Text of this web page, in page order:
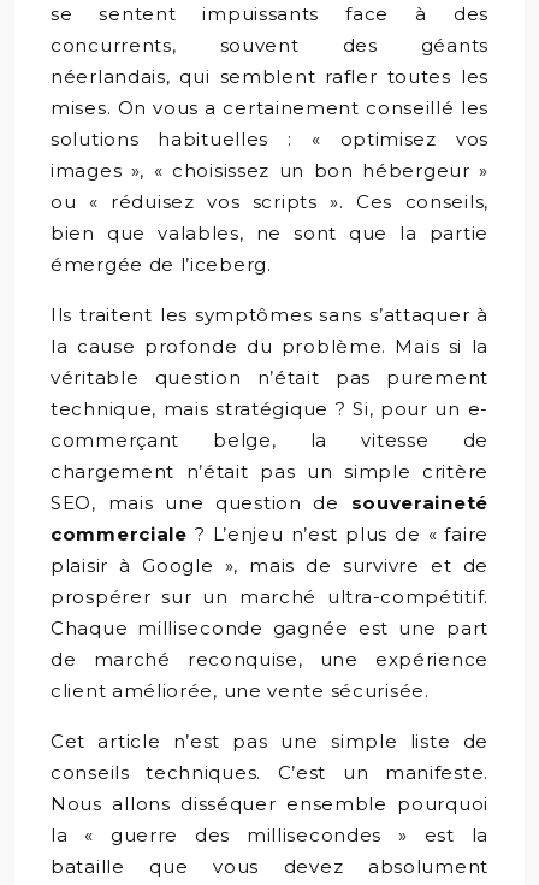
se sentent impuissants face à des
concurrents, souvent des géants
néerlandais, qui semblent rafler toutes les
mises. On vous a certainement conseillé les
solutions habituelles : « optimisez vos
images », « choisissez un bon hébergeur »
ou « réduisez vos scripts ». Ces conseils,
bien que valables, ne sont que la partie
émergée de l’iceberg.
Ils traitent les symptômes sans s’attaquer à
la cause profonde du problème. Mais si la
véritable question n’était pas purement
technique, mais stratégique ? Si, pour un e-
commerçant belge, la vitesse de
chargement n’était pas un simple critère
SEO, mais une question de souveraineté
commerciale ? L’enjeu n’est plus de « faire
plaisir à Google », mais de survivre et de
prospérer sur un marché ultra-compétitif.
Chaque milliseconde gagnée est une part
de marché reconquise, une expérience
client améliorée, une vente sécurisée.
Cet article n’est pas une simple liste de
conseils techniques. C’est un manifeste.
Nous allons disséquer ensemble pourquoi
la « guerre des millisecondes » est la
bataille que vous devez absolument